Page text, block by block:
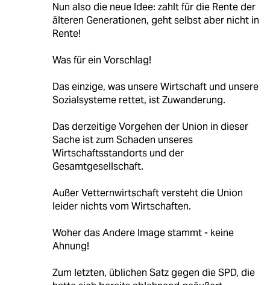
Nun also die neue Idee: zahlt für die Rente der
älteren Generationen, geht selbst aber nicht in
Rente!
Was für ein Vorschlag!
Das einzige, was unsere Wirtschaft und unsere
Sozialsysteme rettet, ist Zuwanderung.
Das derzeitige Vorgehen der Union in dieser
Sache ist zum Schaden unseres
Wirtschaftsstandorts und der
Gesamtgesellschaft.
Außer Vetternwirtschaft versteht die Union
leider nichts vom Wirtschaften.
Woher das Andere Image stammt - keine
Ahnung!
Zum letzten, üblichen Satz gegen die SPD, die